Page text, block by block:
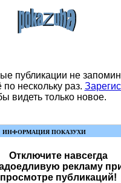
публикации не
нескольку раз.
видеть только новое.
ИНФОРМАЦИЯ ПОКАЗУХИ
Отключите навсегда
рекламу
просмотре публикаций!